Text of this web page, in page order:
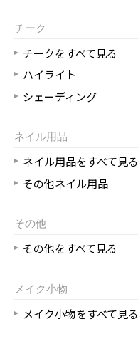
チーク
チークをすべて見る
ハイライト
シェーディング
ネイル用品
ネイル用品をすべて見る
その他ネイル用品
その他
その他をすべて見る
メイク小物
メイク小物をすべて見る